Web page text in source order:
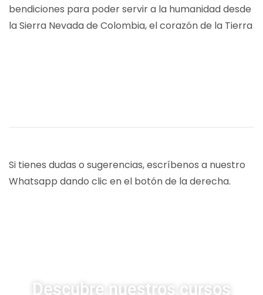
bendiciones para poder servir a la humanidad desde
la Sierra Nevada de Colombia, el corazón de la Tierra
Si tienes dudas o sugerencias, escríbenos a nuestro
Whatsapp dando clic en el botón de la derecha.
Descubre nuestros cursos